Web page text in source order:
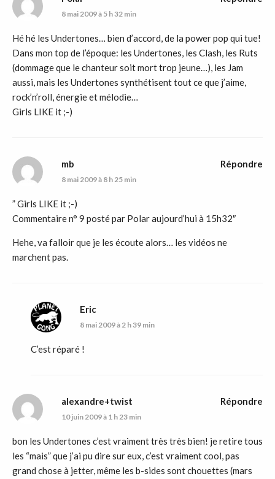
8 mai 2009 à 5 h 32 min
Hé hé les Undertones… bien d’accord, de la power pop qui tue!
Dans mon top de l’époque: les Undertones, les Clash, les Ruts
(dommage que le chanteur soit mort trop jeune…), les Jam
aussi, mais les Undertones synthétisent tout ce que j’aime,
rock’n’roll, énergie et mélodie…
Girls LIKE it ;-)
mb
8 mai 2009 à 8 h 25 min
” Girls LIKE it ;-)
Commentaire n° 9 posté par Polar aujourd’hui à 15h32″
Hehe, va falloir que je les écoute alors… les vidéos ne
marchent pas.
Répondre
Eric
8 mai 2009 à 2 h 39 min
C’est réparé !
alexandre+twist
10 juin 2009 à 1 h 23 min
bon les Undertones c’est vraiment très très bien! je retire tous
les “mais” que j’ai pu dire sur eux, c’est vraiment cool, pas
grand chose à jetter, même les b-sides sont chouettes (mars
Répondre